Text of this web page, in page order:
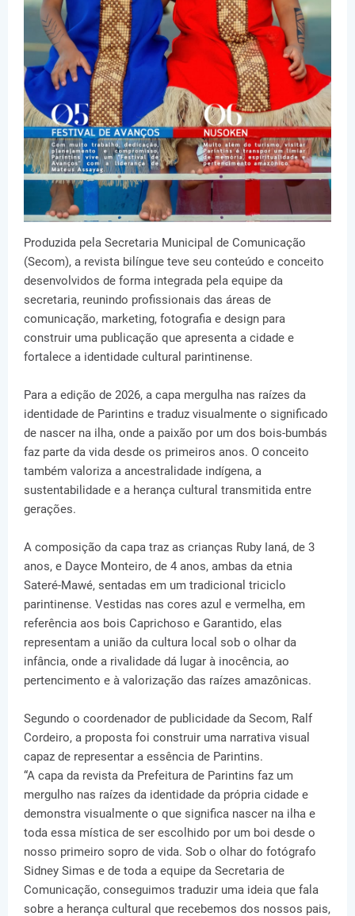
Produzida pela Secretaria Municipal de Comunicação
(Secom), a revista bilíngue teve seu conteúdo e conceito
desenvolvidos de forma integrada pela equipe da
secretaria, reunindo profissionais das áreas de
comunicação, marketing, fotografia e design para
construir uma publicação que apresenta a cidade e
fortalece a identidade cultural parintinense.
Para a edição de 2026, a capa mergulha nas raízes da
identidade de Parintins e traduz visualmente o significado
de nascer na ilha, onde a paixão por um dos bois-bumbás
faz parte da vida desde os primeiros anos. O conceito
também valoriza a ancestralidade indígena, a
sustentabilidade e a herança cultural transmitida entre
gerações.
A composição da capa traz as crianças Ruby Ianá, de 3
anos, e Dayce Monteiro, de 4 anos, ambas da etnia
Sateré-Mawé, sentadas em um tradicional triciclo
parintinense. Vestidas nas cores azul e vermelha, em
referência aos bois Caprichoso e Garantido, elas
representam a união da cultura local sob o olhar da
infância, onde a rivalidade dá lugar à inocência, ao
pertencimento e à valorização das raízes amazônicas.
Segundo o coordenador de publicidade da Secom, Ralf
Cordeiro, a proposta foi construir uma narrativa visual
capaz de representar a essência de Parintins.
“A capa da revista da Prefeitura de Parintins faz um
mergulho nas raízes da identidade da própria cidade e
demonstra visualmente o que significa nascer na ilha e
toda essa mística de ser escolhido por um boi desde o
nosso primeiro sopro de vida. Sob o olhar do fotógrafo
Sidney Simas e de toda a equipe da Secretaria de
Comunicação, conseguimos traduzir uma ideia que fala
sobre a herança cultural que recebemos dos nossos pais,